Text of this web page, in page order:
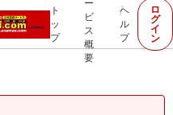
ト
ッ
プ
ー
ビ
ス
概
要
ヘ
ル
プ
ロ
グ
イ
ン